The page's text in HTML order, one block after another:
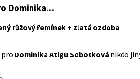
Dominika…
růžový řemínek + zlatá ozdoba
pro Dominika Atigu Sobotková nikdo